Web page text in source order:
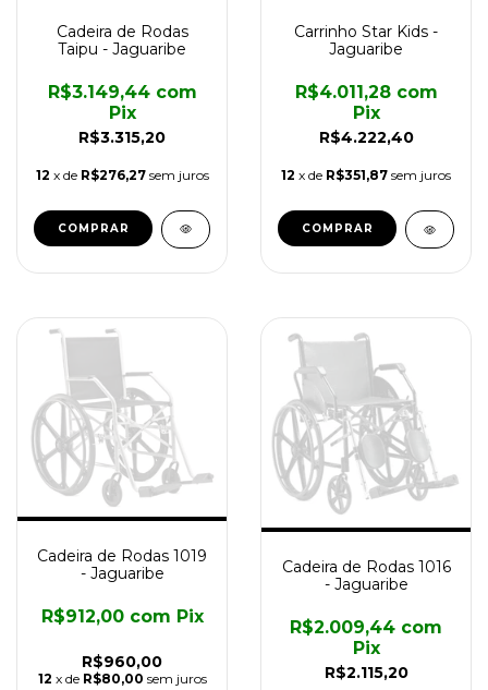
Cadeira de Rodas
Taipu - Jaguaribe
R$3.315,20
R$3.149,44 com
Pix
12 x de R$276,27 sem juros
Carrinho Star Kids -
Jaguaribe
R$4.222,40
R$4.011,28 com
Pix
12 x de R$351,87 sem juros
Cadeira de Rodas 1019
- Jaguaribe
R$960,00
R$912,00 com Pix
12 x de R$80,00 sem juros
Cadeira de Rodas 1016
- Jaguaribe
R$2.115,20
R$2.009,44 com
Pix